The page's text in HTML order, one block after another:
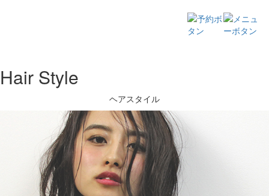
Hair Style
ヘアスタイル